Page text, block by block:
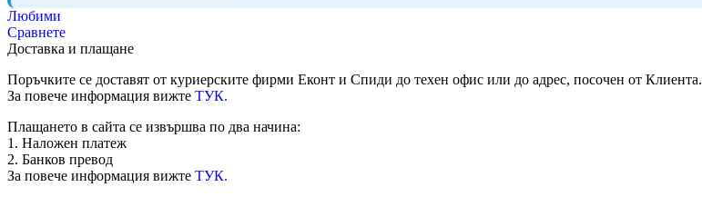
Любими
Сравнете
Доставка и плащане
Поръчките се доставят от куриерските фирми Еконт и Спиди до техен офис или до адрес, посочен от Клиента.
За повече информация вижте ТУК.
Плащането в сайта се извършва по два начина:
1. Наложен платеж
2. Банков превод
За повече информация вижте ТУК.